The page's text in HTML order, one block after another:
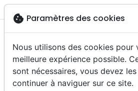
menu
cookie Paramètres des cookies
Nous utilisons des cookies pour
meilleure expérience possible.
sont nécessaires, vous devez
continuer à naviguer sur ce site.